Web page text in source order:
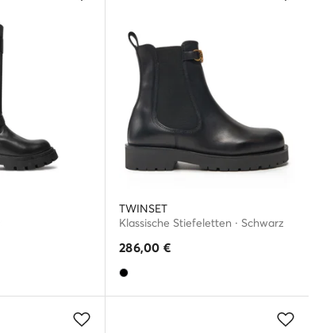
TWINSET
Klassische Stiefeletten · Schwarz
286,00 €